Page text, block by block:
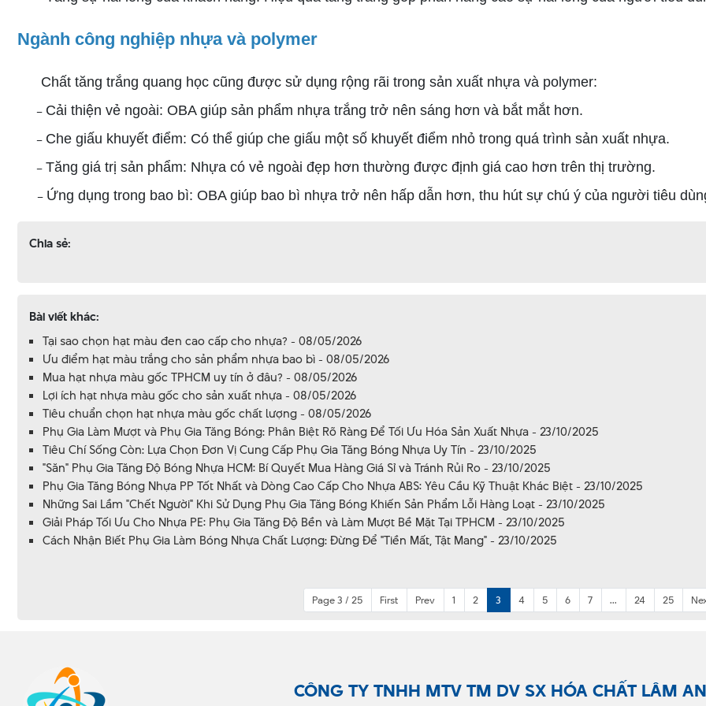
Ngành công nghiệp nhựa và polymer
Chất tăng trắng quang học cũng được sử dụng rộng rãi trong sản xuất nhựa và polymer:
–​​​​​​​ ​​​​​​​ Cải thiện vẻ ngoài: OBA giúp sản phẩm nhựa trắng trở nên sáng hơn và bắt mắt hơn.
–​​​​​​​ ​​​​​​​ Che giấu khuyết điểm: Có thể giúp che giấu một số khuyết điểm nhỏ trong quá trình sản xuất nhựa.
–​​​​​​​ ​​​​​​​ Tăng giá trị sản phẩm: Nhựa có vẻ ngoài đẹp hơn thường được định giá cao hơn trên thị trường.
–​​​​​​​ ​​​​​​​ Ứng dụng trong bao bì: OBA giúp bao bì nhựa trở nên hấp dẫn hơn, thu hút sự chú ý của người tiêu
Chia sẻ:
Bài viết khác:
Tại sao chọn hạt màu đen cao cấp cho nhựa? - 08/05/2026
Ưu điểm hạt màu trắng cho sản phẩm nhựa bao bì - 08/05/2026
Mua hạt nhựa màu gốc TPHCM uy tín ở đâu? - 08/05/2026
Lợi ích hạt nhựa màu gốc cho sản xuất nhựa - 08/05/2026
Tiêu chuẩn chọn hạt nhựa màu gốc chất lượng - 08/05/2026
Phụ Gia Làm Mượt và Phụ Gia Tăng Bóng: Phân Biệt Rõ Ràng Để Tối Ưu Hóa Sản Xuất Nhựa - 23/10/2025
Tiêu Chí Sống Còn: Lựa Chọn Đơn Vị Cung Cấp Phụ Gia Tăng Bóng Nhựa Uy Tín - 23/10/2025
"Săn" Phụ Gia Tăng Độ Bóng Nhựa HCM: Bí Quyết Mua Hàng Giá Sỉ và Tránh Rủi Ro - 23/10/2025
Phụ Gia Tăng Bóng Nhựa PP Tốt Nhất và Dòng Cao Cấp Cho Nhựa ABS: Yêu Cầu Kỹ Thuật Khác Biệt - 23/10/2025
Những Sai Lầm "Chết Người" Khi Sử Dụng Phụ Gia Tăng Bóng Khiến Sản Phẩm Lỗi Hàng Loạt - 23/10/2025
Giải Pháp Tối Ưu Cho Nhựa PE: Phụ Gia Tăng Độ Bền và Làm Mượt Bề Mặt Tại TPHCM - 23/10/2025
Cách Nhận Biết Phụ Gia Làm Bóng Nhựa Chất Lượng: Đừng Để "Tiền Mất, Tật Mang" - 23/10/2025
Page 3 / 25 First Prev 1 2 3 4 5 6 7 ... 24 25
CÔNG TY TNHH MTV TM DV SX HÓA CHẤT LÂM